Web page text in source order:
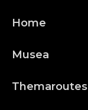
Home
Musea
Themaroutes